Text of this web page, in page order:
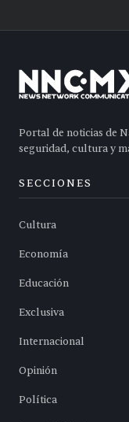
Portal de noticias de
seguridad, cultura y
SECCIONES
Cultura
Economía
Educación
Exclusiva
Internacional
Opinión
Política